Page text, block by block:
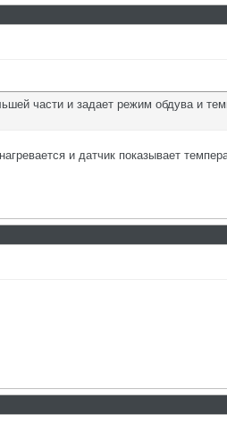
части и задает режим обдува и
и датчик показывает